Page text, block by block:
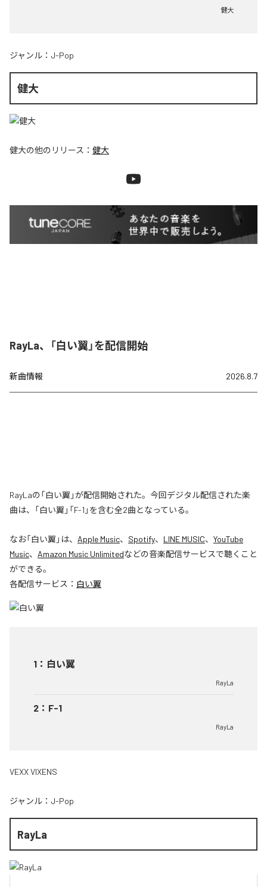
健大
ジャンル： J-Pop
健大
健大の他のリリース： 健大
RayLa、「白い翼」を配信開始
新曲情報 2026.8.7
RayLaの「白い翼」が配信開始された。今回デジタル配信された楽
曲は、「白い翼」「F-1」を含む全2曲となっている。
なお「白い翼 」は、 Apple Music、 Spotify、 LINE MUSIC、 YouTube
Music、 Amazon Music Unlimitedなどの音楽配信サービスで聴くこと
ができる。
各配信サービス： 白い翼
1 ： 白い翼
RayLa
2 ： F-1
RayLa
VEXX VIXENS
ジャンル： J-Pop
RayLa